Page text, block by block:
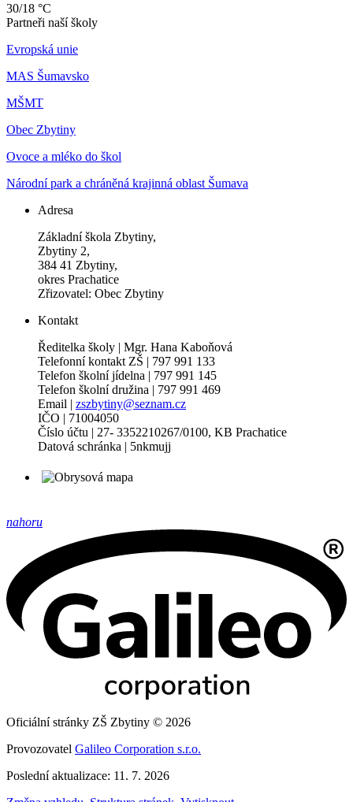
30/18 °C
Partneři naší školy
Evropská unie
MAS Šumavsko
MŠMT
Obec Zbytiny
Ovoce a mléko do škol
Národní park a chráněná krajinná oblast Šumava
Adresa
Základní škola Zbytiny,
Zbytiny 2,
384 41 Zbytiny,
okres Prachatice
Zřizovatel: Obec Zbytiny
Kontakt
Ředitelka školy | Mgr. Hana Kaboňová
Telefonní kontakt ZŠ | 797 991 133
Telefon školní jídelna | 797 991 145
Telefon školní družina | 797 991 469
Email | zszbytiny@seznam.cz
IČO | 71004050
Číslo účtu | 27- 3352210267/0100, KB Prachatice
Datová schránka | 5nkmujj
nahoru
Oficiální stránky ZŠ Zbytiny © 2026
Provozovatel Galileo Corporation s.r.o.
Poslední aktualizace: 11. 7. 2026